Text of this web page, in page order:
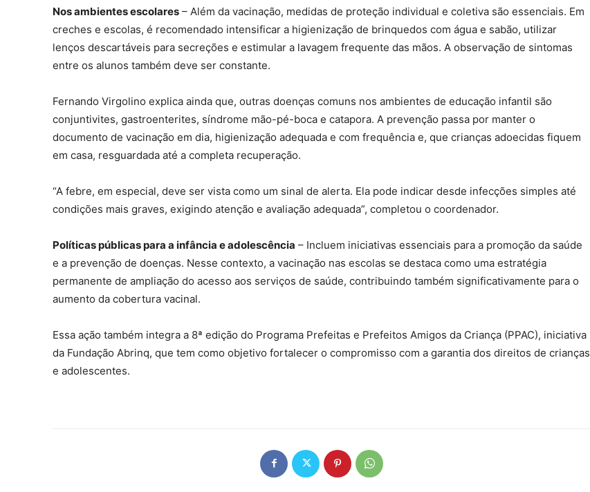
Nos ambientes escolares – Além da vacinação, medidas de proteção individual e coletiva são essenciais. Em
creches e escolas, é recomendado intensificar a higienização de brinquedos com água e sabão, utilizar
lenços descartáveis para secreções e estimular a lavagem frequente das mãos. A observação de sintomas
entre os alunos também deve ser constante.
Fernando Virgolino explica ainda que, outras doenças comuns nos ambientes de educação infantil são
conjuntivites, gastroenterites, síndrome mão-pé-boca e catapora. A prevenção passa por manter o
documento de vacinação em dia, higienização adequada e com frequência e, que crianças adoecidas fiquem
em casa, resguardada até a completa recuperação.
“A febre, em especial, deve ser vista como um sinal de alerta. Ela pode indicar desde infecções simples até
condições mais graves, exigindo atenção e avaliação adequada”, completou o coordenador.
Políticas públicas para a infância e adolescência – Incluem iniciativas essenciais para a promoção da saúde
e a prevenção de doenças. Nesse contexto, a vacinação nas escolas se destaca como uma estratégia
permanente de ampliação do acesso aos serviços de saúde, contribuindo também significativamente para o
aumento da cobertura vacinal.
Essa ação também integra a 8ª edição do Programa Prefeitas e Prefeitos Amigos da Criança (PPAC), iniciativa
da Fundação Abrinq, que tem como objetivo fortalecer o compromisso com a garantia dos direitos de crianças
e adolescentes.